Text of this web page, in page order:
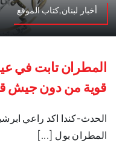
أخبار لبنان,كتاب الموقع
المطران تابت في
قوية من دون جيش
الحدث-كندا اكد راعي
المطران بول [...]